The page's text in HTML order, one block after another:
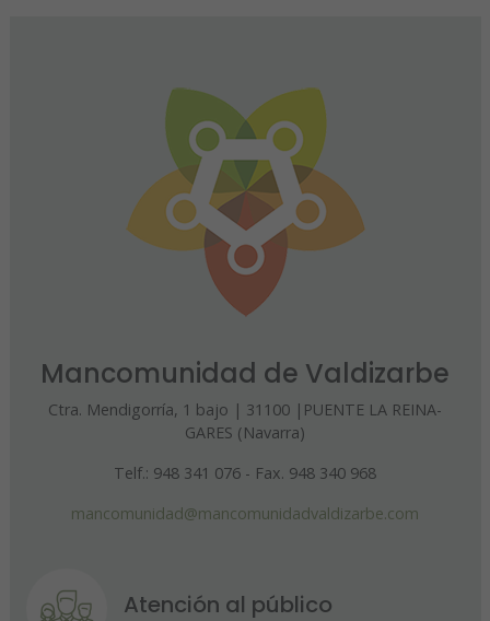
Mancomunidad de Valdizarbe
Ctra. Mendigorría, 1 bajo | 31100 |PUENTE LA REINA-
GARES (Navarra)
Telf.: 948 341 076 - Fax. 948 340 968
mancomunidad@mancomunidadvaldizarbe.com
Atención al público